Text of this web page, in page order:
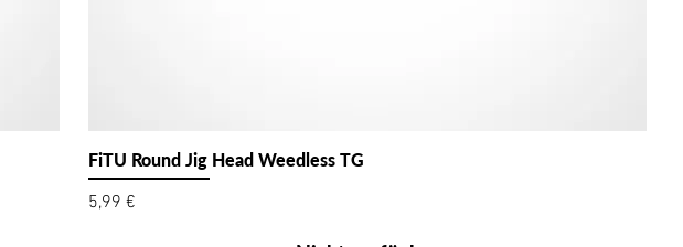
FiTU Round Jig Head Weedless TG
Preis
5,99 €